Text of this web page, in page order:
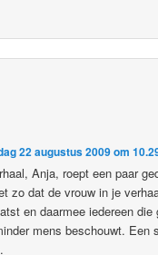
22 augustus 2009 om
Anja, roept een paar
zo dat de vrouw in je
en daarmee iedereen die
mens beschouwt. Een